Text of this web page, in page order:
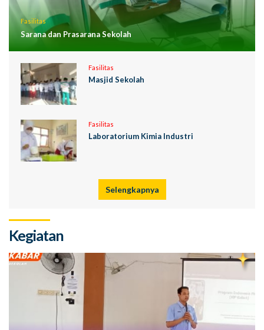
Fasilitas
Sarana dan Prasarana Sekolah
Fasilitas
Masjid Sekolah
Fasilitas
Laboratorium Kimia Industri
Selengkapnya
Kegiatan